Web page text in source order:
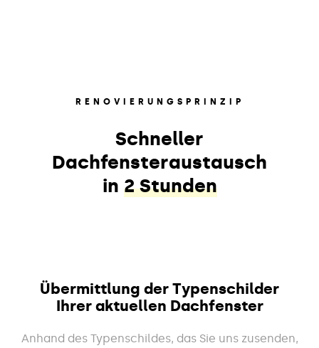
RENOVIERUNGSPRINZIP
Schneller
Dachfensteraustausch
in 2 Stunden
Übermittlung der Typenschilder
Ihrer aktuellen Dachfenster
Anhand des Typenschildes, das Sie uns zusenden,